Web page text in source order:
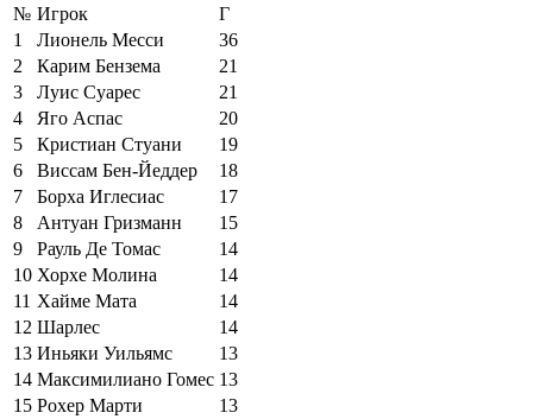
№ Игрок
Г
1
Лионель Месси
36
2
Карим Бензема
21
3
Луис Суарес
21
4
Яго Аспас
20
5
Кристиан Стуани
19
6
Виссам Бен-Йеддер
18
7
Борха Иглесиас
17
8
Антуан Гризманн
15
9
Рауль Де Томас
14
10 Хорхе Молина
14
11 Хайме Мата
14
12 Шарлес
14
13 Иньяки Уильямс
13
14 Максимилиано Гомес 13
15 Рохер Марти 13